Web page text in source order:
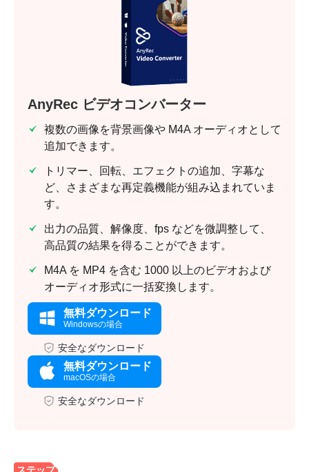
AnyRec ビデオコンバーター
複数の画像を背景画像や M4A オーディオとして
追加できます。
トリマー、回転、エフェクトの追加、字幕な
ど、さまざまな再定義機能が組み込まれていま
す。
出力の品質、解像度、fps などを微調整して、
高品質の結果を得ることができます。
M4A を MP4 を含む 1000 以上のビデオおよび
オーディオ形式に一括変換します。
無料ダウンロード
Windowsの場合
安全なダウンロード
無料ダウンロード
macOSの場合
安全なダウンロード